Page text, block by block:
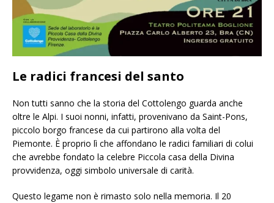
Le radici francesi del santo
Non tutti sanno che la storia del Cottolengo guarda anche
oltre le Alpi. I suoi nonni, infatti, provenivano da Saint-Pons,
piccolo borgo francese da cui partirono alla volta del
Piemonte. È proprio lì che affondano le radici familiari di colui
che avrebbe fondato la celebre Piccola casa della Divina
provvidenza, oggi simbolo universale di carità.
Questo legame non è rimasto solo nella memoria. Il 20